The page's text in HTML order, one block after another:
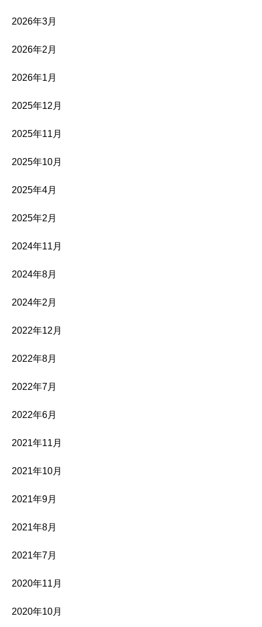
2026年3月
2026年2月
2026年1月
2025年12月
2025年11月
2025年10月
2025年4月
2025年2月
2024年11月
2024年8月
2024年2月
2022年12月
2022年8月
2022年7月
2022年6月
2021年11月
2021年10月
2021年9月
2021年8月
2021年7月
2020年11月
2020年10月